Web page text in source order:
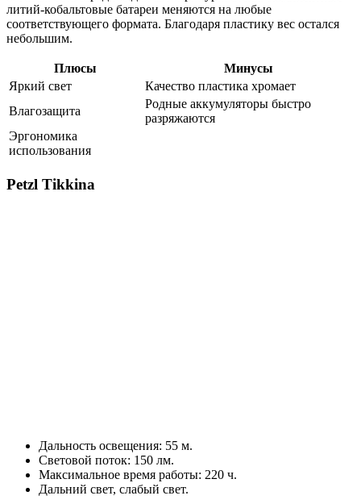
литий-кобальтовые батареи меняются на любые
соответствующего формата. Благодаря пластику вес остался
небольшим.
Плюсы
Минусы
Яркий свет
Качество пластика хромает
Влагозащита
Родные аккумуляторы быстро
разряжаются
Эргономика
использования
Petzl Tikkina
Дальность освещения: 55 м.
Световой поток: 150 лм.
Максимальное время работы: 220 ч.
Дальний свет, слабый свет.